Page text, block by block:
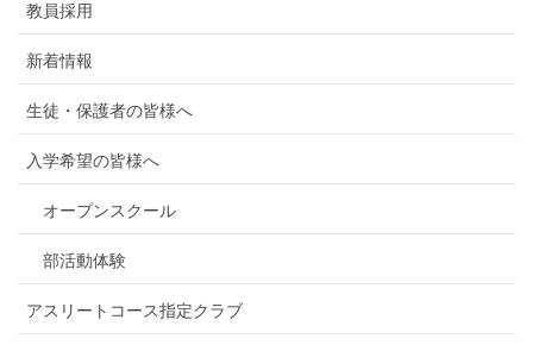
教員採用
新着情報
生徒・保護者の皆様へ
入学希望の皆様へ
オープンスクール
部活動体験
アスリートコース指定クラブ